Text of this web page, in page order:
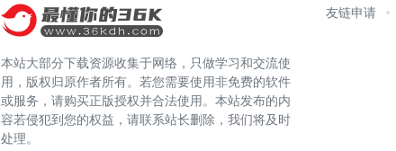
本站大部分下载资源收集于网络，只做学习和交流使
用，版权归原作者所有。若您需要使用非免费的软件
或服务，请购买正版授权并合法使用。本站发布的内
容若侵犯到您的权益，请联系站长删除，我们将及时
处理。
友链申请